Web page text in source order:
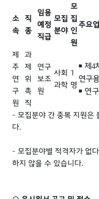
소
속
직
종
임용
예정
직급
모집
분야
모
집
인
원
주요
제
주
연
구
원
과
제
위
촉
직
연구
보조
원
사회
과학
1
명
￭ 제4
연구
￭ 연
­- 모집분야 간 중복 지원은
다.
­- 모집분야별 적격자가 없
하지 않을 수 있습니다.